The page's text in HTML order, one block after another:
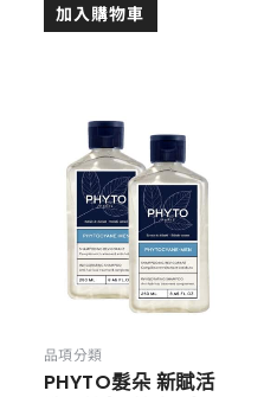
加入購物車
品項分類
PHYTO髮朵 新賦活
始
價
格：
NT$ 1,280。
前
價
格：
NT$ 1,088。